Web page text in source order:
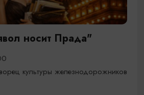
носит Прада"
культуры железнодорожников